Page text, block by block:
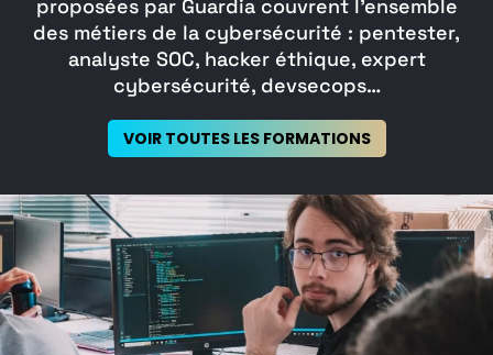
proposées par Guardia couvrent l’ensemble
des métiers de la cybersécurité : pentester,
analyste SOC, hacker éthique, expert
cybersécurité, devsecops…
VOIR TOUTES LES FORMATIONS